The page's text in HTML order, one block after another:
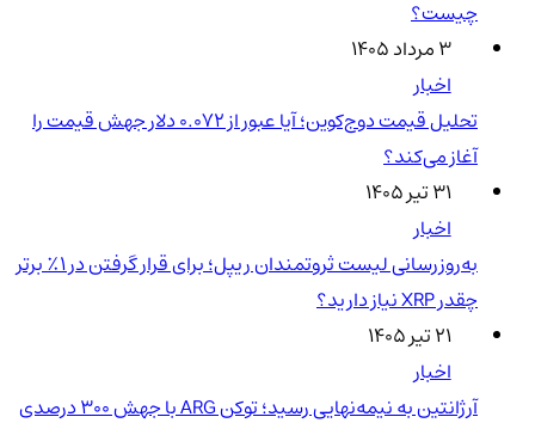
چیست؟
۳ مرداد ۱۴۰۵
اخبار
تحلیل قیمت دوج‌کوین؛ آیا عبور از ۰.۰۷۲ دلار جهش قیمت را
آغاز می‌کند؟
۳۱ تیر ۱۴۰۵
اخبار
به‌روزرسانی لیست ثروتمندان ریپل؛ برای قرار گرفتن در ۱٪ برتر
چقدر XRP نیاز دارید؟
۲۱ تیر ۱۴۰۵
اخبار
آرژانتین به نیمه‌نهایی رسید؛ توکن ARG با جهش ۳۰۰ درصدی